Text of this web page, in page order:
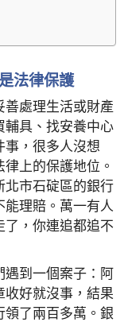
法律保護
善處理生活或財產
輔具、找安養中心
，很多人沒想
上的保護地位。
北市石碇區的銀行
能理賠。萬一有人
，你連追都追不
遇到一個案子：阿
好就沒事，結果
領了兩百多萬。銀